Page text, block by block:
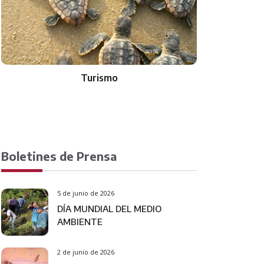
Turismo
Boletines de Prensa
5 de junio de 2026
DÍA MUNDIAL DEL MEDIO
AMBIENTE
2 de junio de 2026